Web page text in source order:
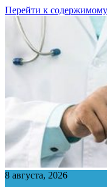
Перейти к содержимому
8 августа, 2026